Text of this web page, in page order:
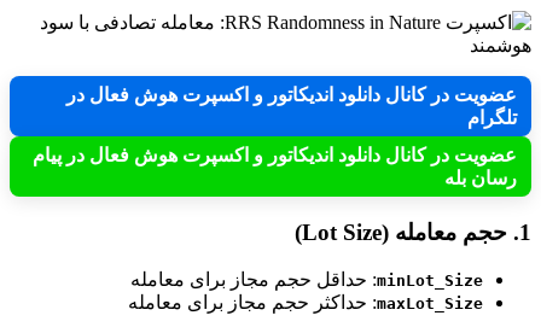
در کانال دانلود اندیکاتور و اکسپرت هوش فعال در
در کانال دانلود اندیکاتور و اکسپرت هوش فعال در پیام
بله
minLot_Size: حداقل حجم مجاز برای معامله
maxLot_Size: حداکثر حجم مجاز برای معامله